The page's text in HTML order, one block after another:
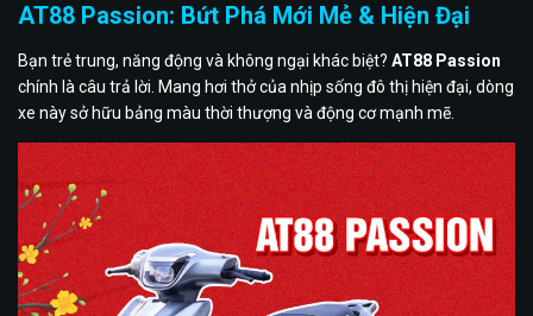
AT88 Passion: Bứt Phá Mới Mẻ & Hiện Đại
Bạn trẻ trung, năng động và không ngại khác biệt? AT88 Passion
chính là câu trả lời. Mang hơi thở của nhịp sống đô thị hiện đại, dòng
xe này sở hữu bảng màu thời thượng và động cơ mạnh mẽ.